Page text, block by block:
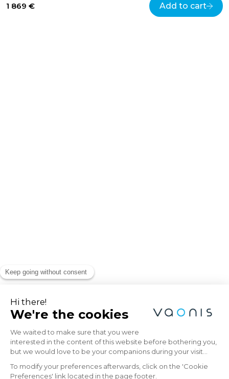
1 869 € Add to cart
Explore the Universe
with Vaonis
Subscribe to the Vaonis newsletter and be
the first to receive the latest news, exclusive
astrophotography.